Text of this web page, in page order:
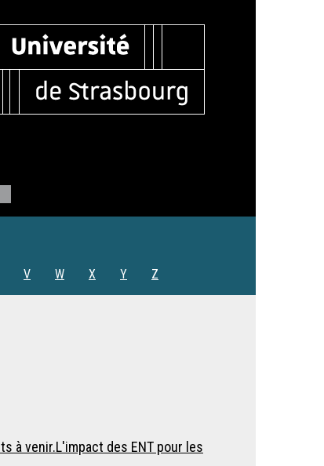
V W X Y Z
à venir.L'impact des ENT pour les